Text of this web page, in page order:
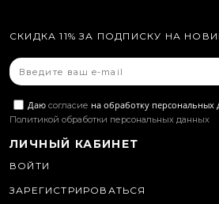
СКИДКА 11% ЗА ПОДПИСКУ НА
Даю согласие на обработку персональных
Политикой обработки персональных данных
ЛИЧНЫЙ КАБИНЕТ
ВОЙТИ
ЗАРЕГИСТРИРОВАТЬСЯ